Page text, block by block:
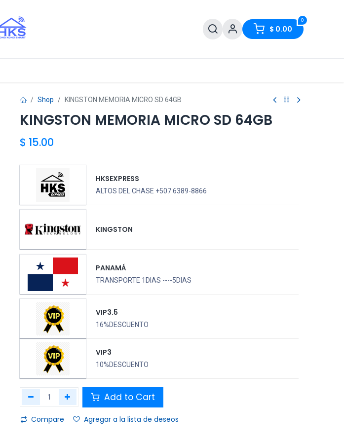
0
$ 0.00
Shop KINGSTON MEMORIA MICRO SD 64GB
KINGSTON MEMORIA MICRO SD 64GB
$ 15.00
HKSEXPRESS
ALTOS DEL CHASE +507 6389-8866
KINGSTON
PANAMÁ
TRANSPORTE 1DIAS ----5DIAS
VIP3.5
16%DESCUENTO
VIP3
10%DESCUENTO
Add to Cart
Compare Agregar a la lista de deseos